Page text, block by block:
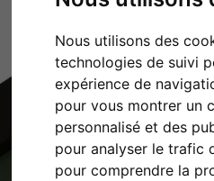
Nous utilisons des
technologies de suivi
expérience de
pour vous montrer un
personnalisé et des
pour analyser le trafic
pour comprendre la